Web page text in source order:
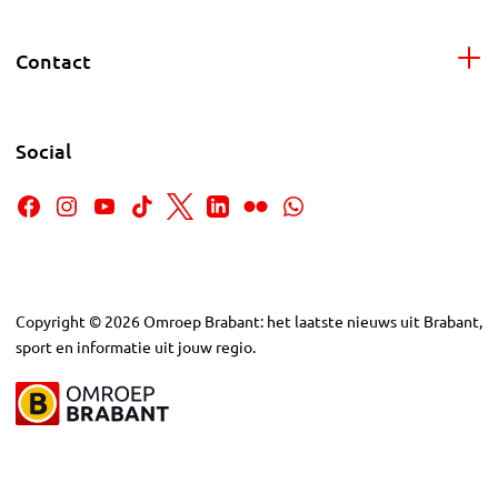
Contact
Social
Copyright © 2026Omroep Brabant: het laatste nieuws uit Brabant,
sport en informatie uit jouw regio.